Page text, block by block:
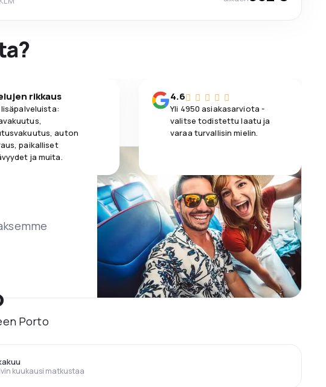
rikkaus
auton
paikalliset
ja muita.
4.6
Yli 4950 asiakasarviota -
valitse todistettu laatu ja
varaa turvallisin mielin.
Porto
kuukausi matkustaa